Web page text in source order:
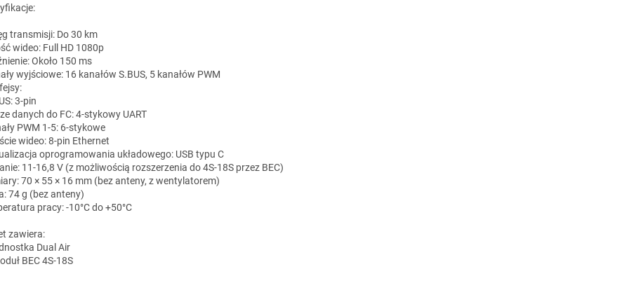
transmisji: Do 30 km
wideo: Full HD 1080p
Około 150 ms
wyjściowe: 16 kanałów S.BUS, 5 kanałów PWM
3-pin
danych do FC: 4-stykowy UART
PWM 1-5: 6-stykowe
wideo: 8-pin Ethernet
oprogramowania układowego: USB typu C
11-16,8 V (z możliwością rozszerzenia do 4S-18S przez BEC)
70 × 55 × 16 mm (bez anteny, z wentylatorem)
74 g (bez anteny)
pracy: -10°C do +50°C
zawiera:
Dual Air
BEC 4S-18S